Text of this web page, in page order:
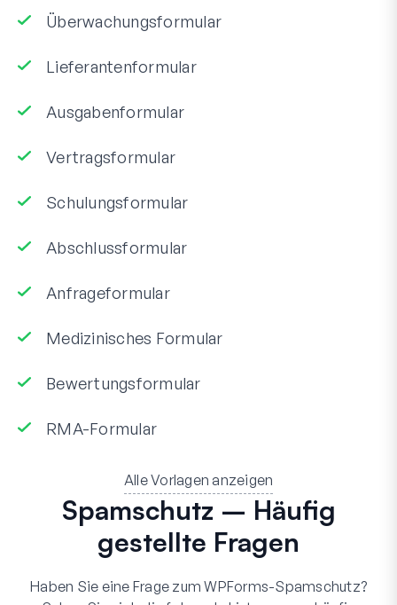
Überwachungsformular
Lieferantenformular
Ausgabenformular
Vertragsformular
Schulungsformular
Abschlussformular
Anfrageformular
Medizinisches Formular
Bewertungsformular
RMA-Formular
Alle Vorlagen anzeigen
Spamschutz – Häufig
gestellte Fragen
Haben Sie eine Frage zum WPForms-Spamschutz?